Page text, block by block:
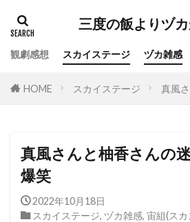
三度の飯よりヅ
観劇感想 スカイステージ ヅカ雑感
HOME スカイステージ 真風
真風さんと柚香さんの
爆笑
2022年10月18日
スカイステージ, ヅカ雑感, 宙組(スカ
専科 花組
スカステ
オ
レヴュースタァライト
大